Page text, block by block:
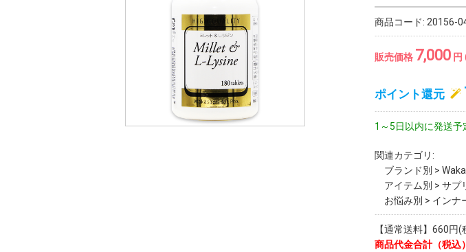
商品コード: 20156-
販売価格 7,000円
ポイント還元
1～5日以内に発送予
関連カテゴリ:
ブランド別 >
アイテム別 > サプ
お悩み別 > インナ
【通常送料】660
商品代金合計（税込